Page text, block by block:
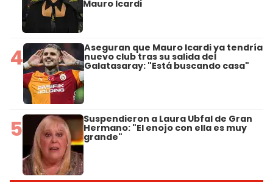
Mauro Icardi
4 Aseguran que Mauro Icardi ya tendría
nuevo club tras su salida del
Galatasaray: "Está buscando casa"
5 Suspendieron a Laura Ubfal de Gran
Hermano: "El enojo con ella es muy
grande"